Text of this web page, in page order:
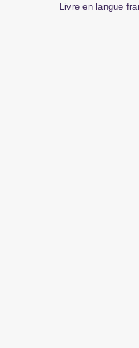
Livre en langue